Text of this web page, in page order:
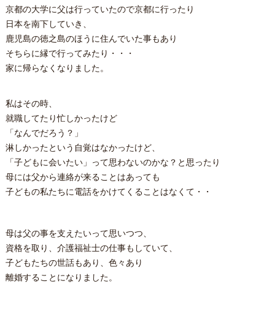
京都の大学に父は行っていたので京都に行ったり
日本を南下していき、
鹿児島の徳之島のほうに住んでいた事もあり
そちらに縁で行ってみたり・・・
家に帰らなくなりました。
私はその時、
就職してたり忙しかったけど
「なんでだろう？」
淋しかったという自覚はなかったけど、
「子どもに会いたい」って思わないのかな？と思ったり
母には父から連絡が来ることはあっても
子どもの私たちに電話をかけてくることはなくて・・
母は父の事を支えたいって思いつつ、
資格を取り、介護福祉士の仕事もしていて、
子どもたちの世話もあり、色々あり
離婚することになりました。